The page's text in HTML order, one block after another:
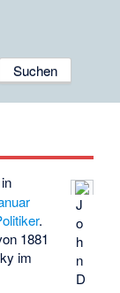
J
o
h
n
D
in
.
1881
im